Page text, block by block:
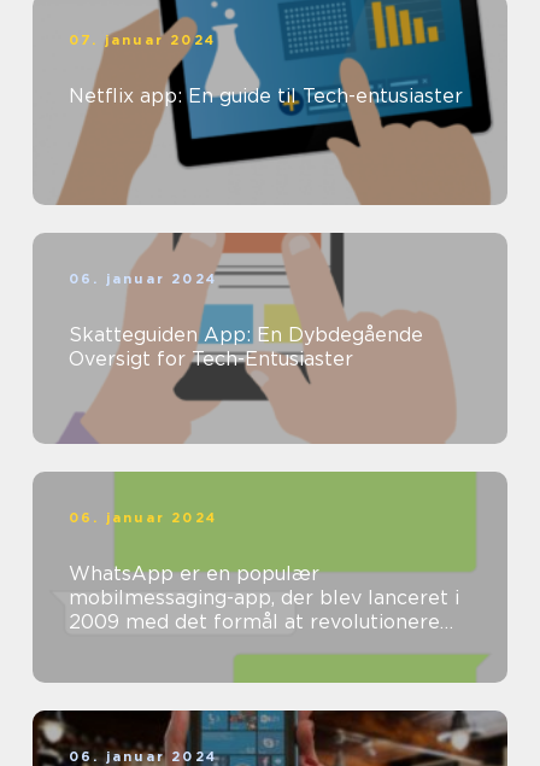
07. januar 2024
Netflix app: En guide til Tech-entusiaster
06. januar 2024
Skatteguiden App: En Dybdegående
Oversigt for Tech-Entusiaster
06. januar 2024
WhatsApp er en populær
mobilmessaging-app, der blev lanceret i
2009 med det formål at revolutionere
06. januar 2024